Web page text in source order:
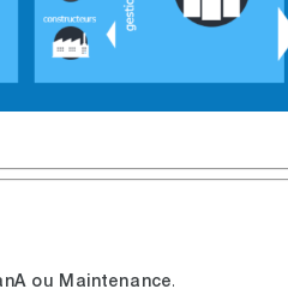
ou Maintenance.